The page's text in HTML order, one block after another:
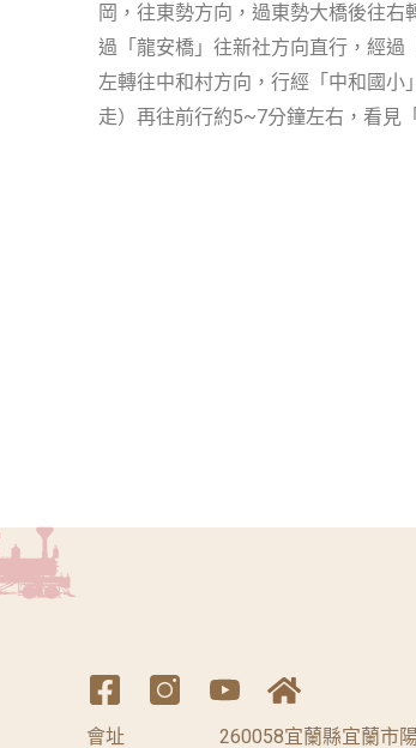
岡，往東勢方向，過東勢大橋後往右
過「龍安橋」往新社方向直行，經過
左轉往中和村方向，行經「中和國小
走）再往前行約5~7分鐘左右，看見
會址 260058宜蘭縣宜蘭市